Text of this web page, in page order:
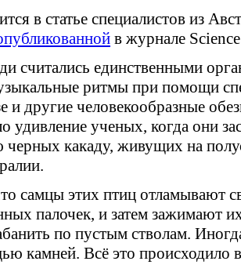
в статье специалистов из
в журнале
считались единственными
ритмы при помощи
и другие человекообразные
удивление ученых, когда они
черных какаду, живущих на
самцы этих птиц отламывают
палочек, и затем зажимают
по пустым стволам.
камней. Всё это происходило